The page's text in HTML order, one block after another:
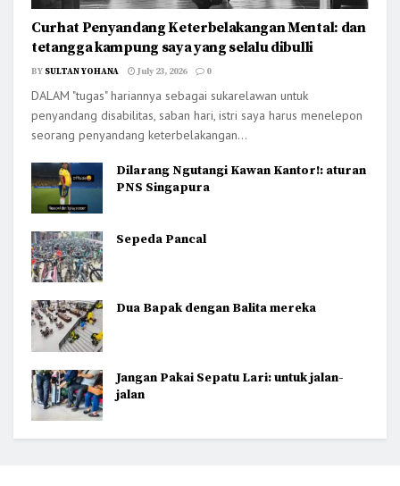
Curhat Penyandang Keterbelakangan Mental: dan
tetangga kampung saya yang selalu dibulli
BY SULTAN YOHANA July 23, 2026 0
DALAM "tugas" hariannya sebagai sukarelawan untuk
penyandang disabilitas, saban hari, istri saya harus menelepon
seorang penyandang keterbelakangan...
Dilarang Ngutangi Kawan Kantor!: aturan
PNS Singapura
Sepeda Pancal
Dua Bapak dengan Balita mereka
Jangan Pakai Sepatu Lari: untuk jalan-
jalan